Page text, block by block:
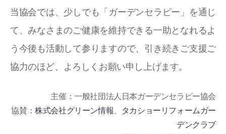
当協会では、少しでも「ガーデンセラピー」を通じ
て、みなさまのご健康を維持できる一助となれるよ
う今後も活動して参りますので、引き続きご支援ご
協力のほど、よろしくお願い申し上げます。
主催：一般社団法人日本ガーデンセラピー協会
協賛：株式会社グリーン情報、
タカショーリフォームガー
デンクラブ